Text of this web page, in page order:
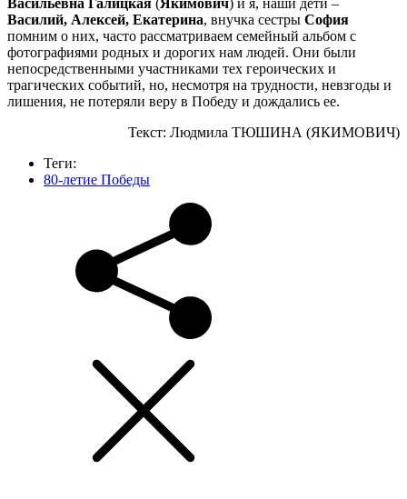
Васильевна Галицкая (Якимович) и я, наши дети –
Василий, Алексей, Екатерина, внучка сестры София
помним о них, часто рассматриваем семейный альбом с
фотографиями родных и дорогих нам людей. Они были
непосредственными участниками тех героических и
трагических событий, но, несмотря на трудности, невзгоды и
лишения, не потеряли веру в Победу и дождались ее.
Текст: Людмила ТЮШИНА (ЯКИМОВИЧ)
Теги:
80-летие Победы